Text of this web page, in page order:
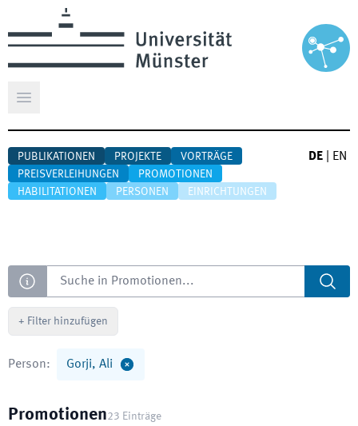
Hauptmenü öffnen
PUBLIKATIONEN PROJEKTE
VORTRÄGE
PREISVERLEIHUNGEN
PROMOTIONEN
HABILITATIONEN
PERSONEN EINRICHTUNGEN
DE EN
Suche
+ Filter hinzufügen
Person: Gorji, Ali
Promotionen23 Einträge